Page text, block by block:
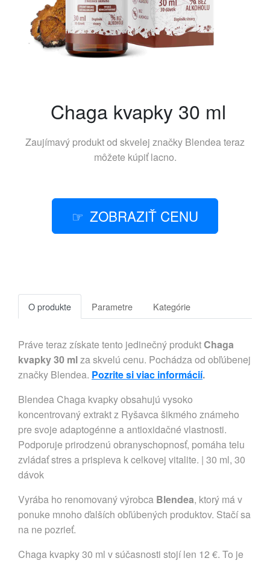
Chaga kvapky 30 ml
Zaujímavý produkt od skvelej značky Blendeateraz
môžete kúpiť lacno.
ZOBRAZIŤ CENU
O produkte Parametre Kategórie
Práve teraz získate tento jedinečný produktChaga
kvapky 30 mlza skvelú cenu. Pochádza od obľúbenej
značky Blendea. Pozrite si viac informácií.
Blendea Chaga kvapky obsahujú vysoko
koncentrovaný extrakt z Ryšavca šikmého známeho
pre svoje adaptogénne a antioxidačné vlastnosti.
Podporuje prirodzenú obranyschopnosť, pomáha telu
zvládať stres a prispieva k celkovej vitalite. | 30 ml, 30
dávok
Vyrába ho renomovaný výrobca Blendea, ktorý má v
ponuke mnoho ďalších obľúbených produktov. Stačí sa
na ne pozrieť.
Chaga kvapky 30 ml v súčasnosti stojí len 12 €. To je